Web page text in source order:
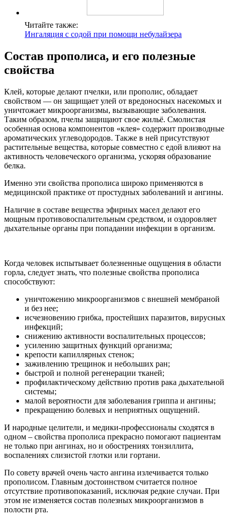
Читайте также:
Ингаляция с содой при помощи небулайзера
Состав прополиса, и его полезные
свойства
Клей, которые делают пчелки, или прополис, обладает
свойством — он защищает улей от вредоносных насекомых и
уничтожает микроорганизмы, вызывающие заболевания.
Таким образом, пчелы защищают свое жильё. Смолистая
особенная основа компонентов «клея» содержит производные
ароматических углеводородов. Также в ней присутствуют
растительные вещества, которые совместно с едой влияют на
активность человеческого организма, ускоряя образование
белка.
Именно эти свойства прополиса широко применяются в
медицинской практике от простудных заболеваний и ангины.
Наличие в составе вещества эфирных масел делают его
мощным противовоспалительным средством, и оздоровляет
дыхательные органы при попадании инфекции в организм.
Когда человек испытывает болезненные ощущения в области
горла, следует знать, что полезные свойства прополиса
способствуют:
уничтожению микроорганизмов с внешней мембраной
и без нее;
исчезновению грибка, простейших паразитов, вирусных
инфекций;
снижению активности воспалительных процессов;
усилению защитных функций организма;
крепости капиллярных стенок;
заживлению трещинок и небольших ран;
быстрой и полной регенерации тканей;
профилактическому действию против рака дыхательной
системы;
малой вероятности для заболевания гриппа и ангины;
прекращению болевых и неприятных ощущений.
И народные целители, и медики-профессионалы сходятся в
одном – свойства прополиса прекрасно помогают пациентам
не только при ангинах, но и обострениях тонзиллита,
воспалениях слизистой глотки или гортани.
По совету врачей очень часто ангина излечивается только
прополисом. Главным достоинством считается полное
отсутствие противопоказаний, исключая редкие случаи. При
этом не изменяется состав полезных микроорганизмов в
полости рта.